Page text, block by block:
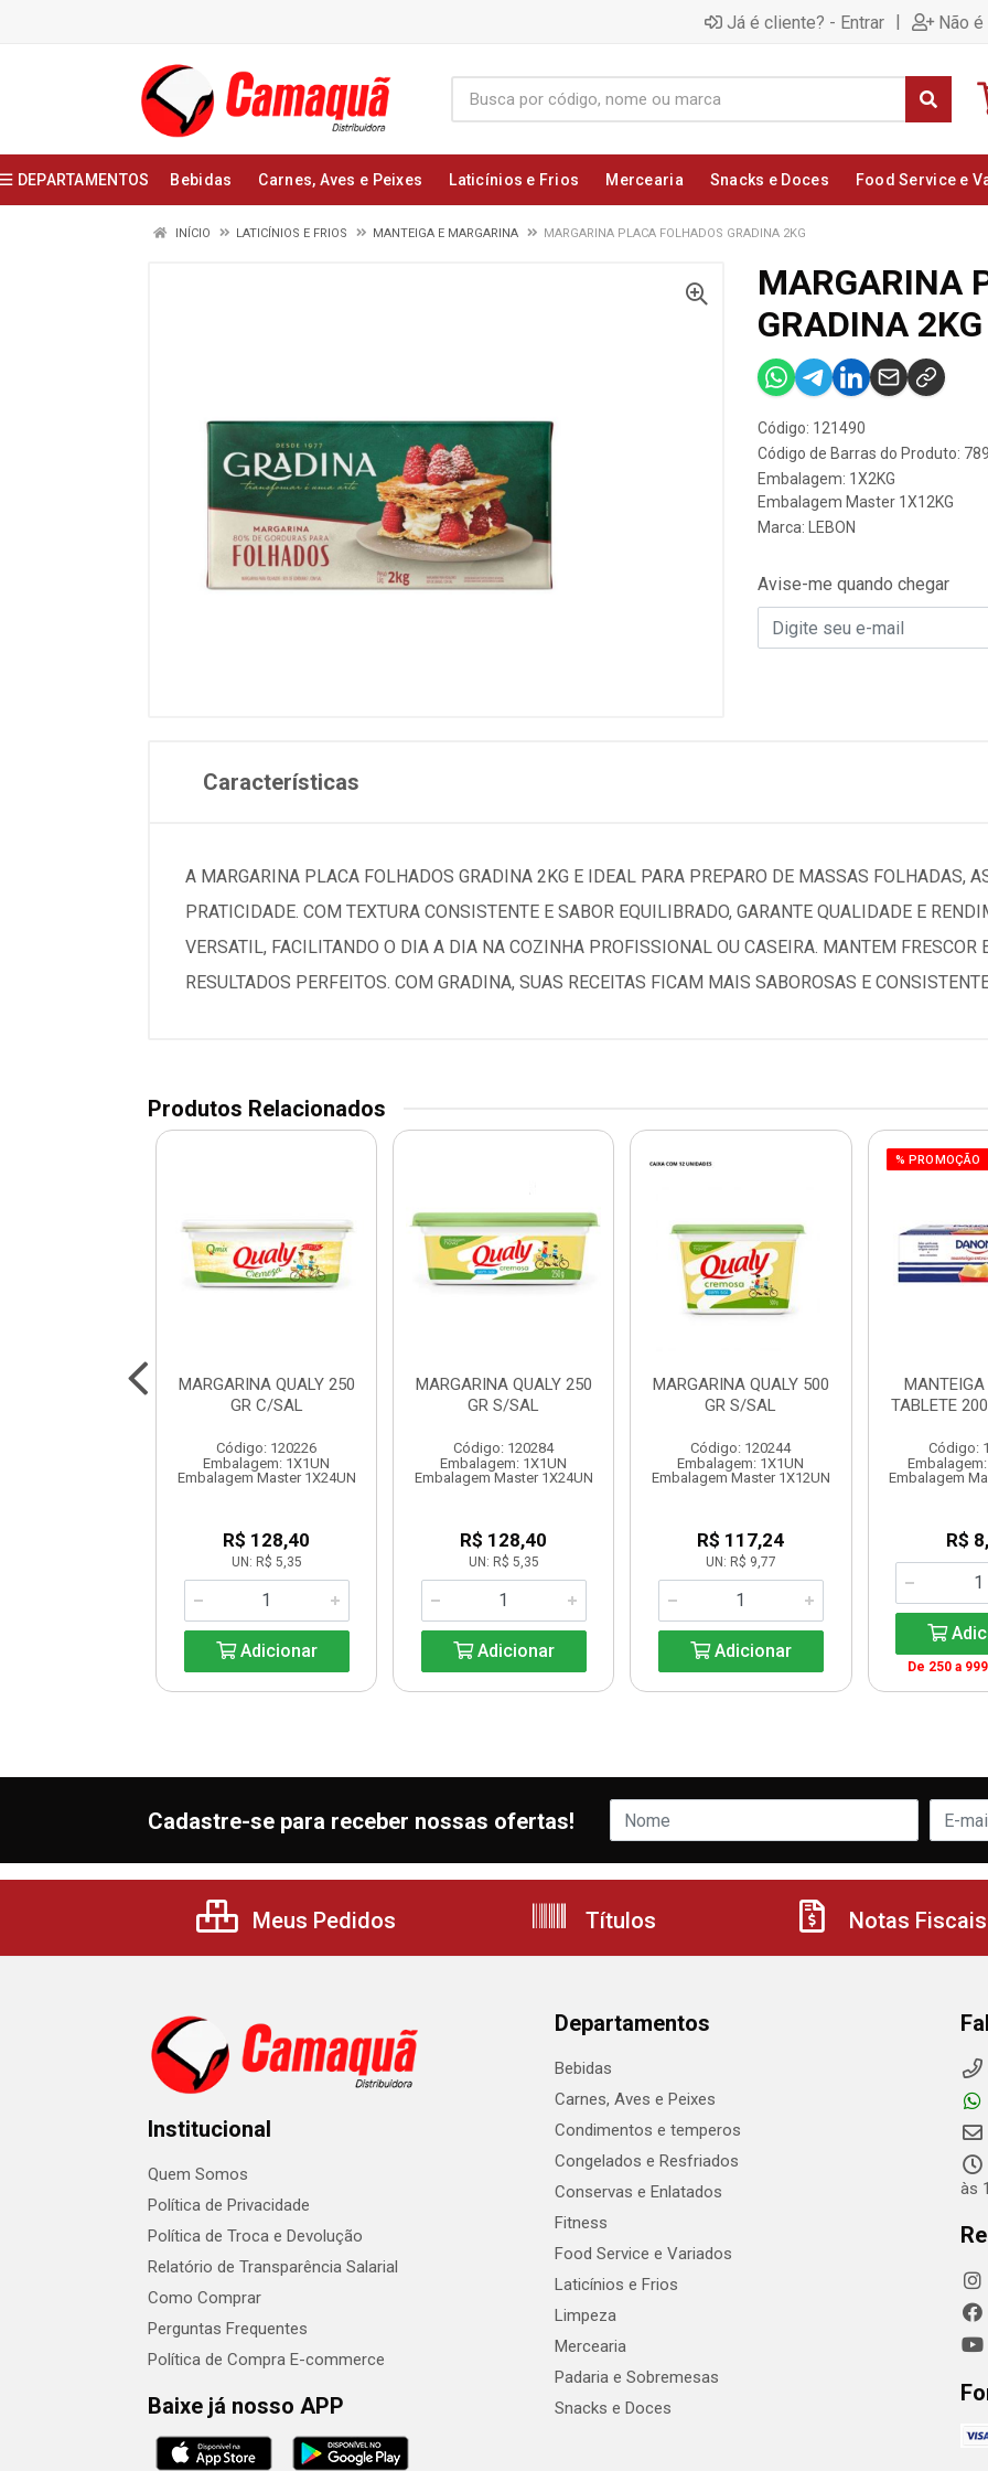
Já é cliente? - Entrar | Não
DEPARTAMENTOS Bebidas Carnes, Aves e Peixes Laticínios e Frios Mercearia Snacks e Doces Food Service e
INÍCIO LATICÍNIOS E FRIOS MANTEIGA E MARGARINA MARGARINA PLACA FOLHADOS GRADINA 2KG
MARGARINA
GRADINA 2KG
Código: 121490
Código de Barras do Produto:
Embalagem: 1X2KG
Embalagem Master 1X12KG
Marca:
LEBON
Avise-me quando chegar
Características
A MARGARINA PLACA FOLHADOS GRADINA 2KG E IDEAL PARA PREPARO DE MASSAS FOLHADAS,
PRATICIDADE. COM TEXTURA CONSISTENTE E SABOR EQUILIBRADO, GARANTE QUALIDADE E
VERSATIL, FACILITANDO O DIA A DIA NA COZINHA PROFISSIONAL OU CASEIRA. MANTEM FRESCOR
RESULTADOS PERFEITOS. COM GRADINA, SUAS RECEITAS FICAM MAIS SABOROSAS E
Produtos Relacionados
MARGARINA QUALY 250
GR C/SAL
Código: 120226
Embalagem: 1X1UN
Embalagem Master 1X24UN
R$ 128,40
UN: R$ 5,35
Adicionar
MARGARINA QUALY 250
GR S/SAL
Código: 120284
Embalagem: 1X1UN
Embalagem Master 1X24UN
R$ 128,40
UN: R$ 5,35
Adicionar
MARGARINA QUALY 500
GR S/SAL
Código: 120244
Embalagem: 1X1UN
Embalagem Master 1X12UN
R$ 117,24
UN: R$ 9,77
Adicionar
% PROMOÇÃO
MANTEIGA
TABLETE
Código:
Embalagem
R$
De 250 a
Cadastre-se para receber nossas ofertas!
Meus Pedidos Títulos Notas Fiscais
Institucional
Quem Somos
Política de Privacidade
Política de Troca e Devolução
Relatório de Transparência Salarial
Como Comprar
Perguntas Frequentes
Política de Compra E-commerce
Baixe já nosso APP
Departamentos
Bebidas
Carnes, Aves e Peixes
Condimentos e temperos
Congelados e Resfriados
Conservas e Enlatados
Fitness
Food Service e Variados
Laticínios e Frios
Limpeza
Mercearia
Padaria e Sobremesas
Snacks e Doces
às